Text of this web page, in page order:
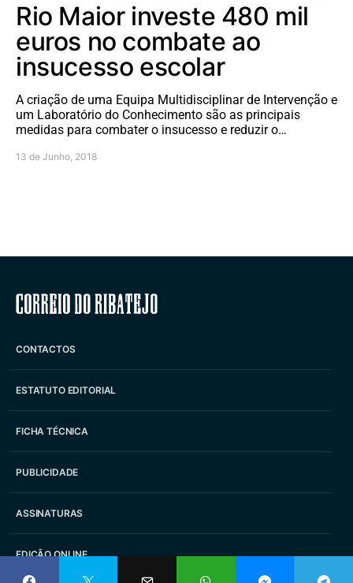
Rio Maior investe 480 mil
euros no combate ao
insucesso escolar
A criação de uma Equipa Multidisciplinar de Intervenção e
um Laboratório do Conhecimento são as principais
medidas para combater o insucesso e reduzir o…
13 de Junho, 2018
Correio do Ribatejo
CONTACTOS
ESTATUTO EDITORIAL
FICHA TÉCNICA
PUBLICIDADE
ASSINATURAS
EDIÇÃO ONLINE